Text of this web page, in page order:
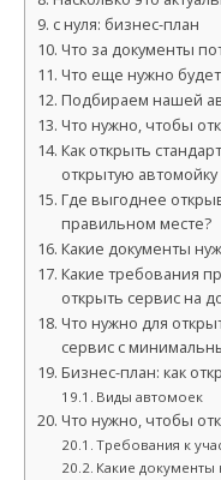
с нуля: бизнес-план
Что за документы
Что еще нужно будет
Подбираем нашей
Что нужно, чтобы
Как открыть
открытую автомойку
Где выгоднее
правильном месте?
Какие документы
Какие требования
открыть сервис на
Что нужно для
сервис с
Бизнес-план: как
Виды автомоек
Что нужно, чтобы
Требования к
Какие документы